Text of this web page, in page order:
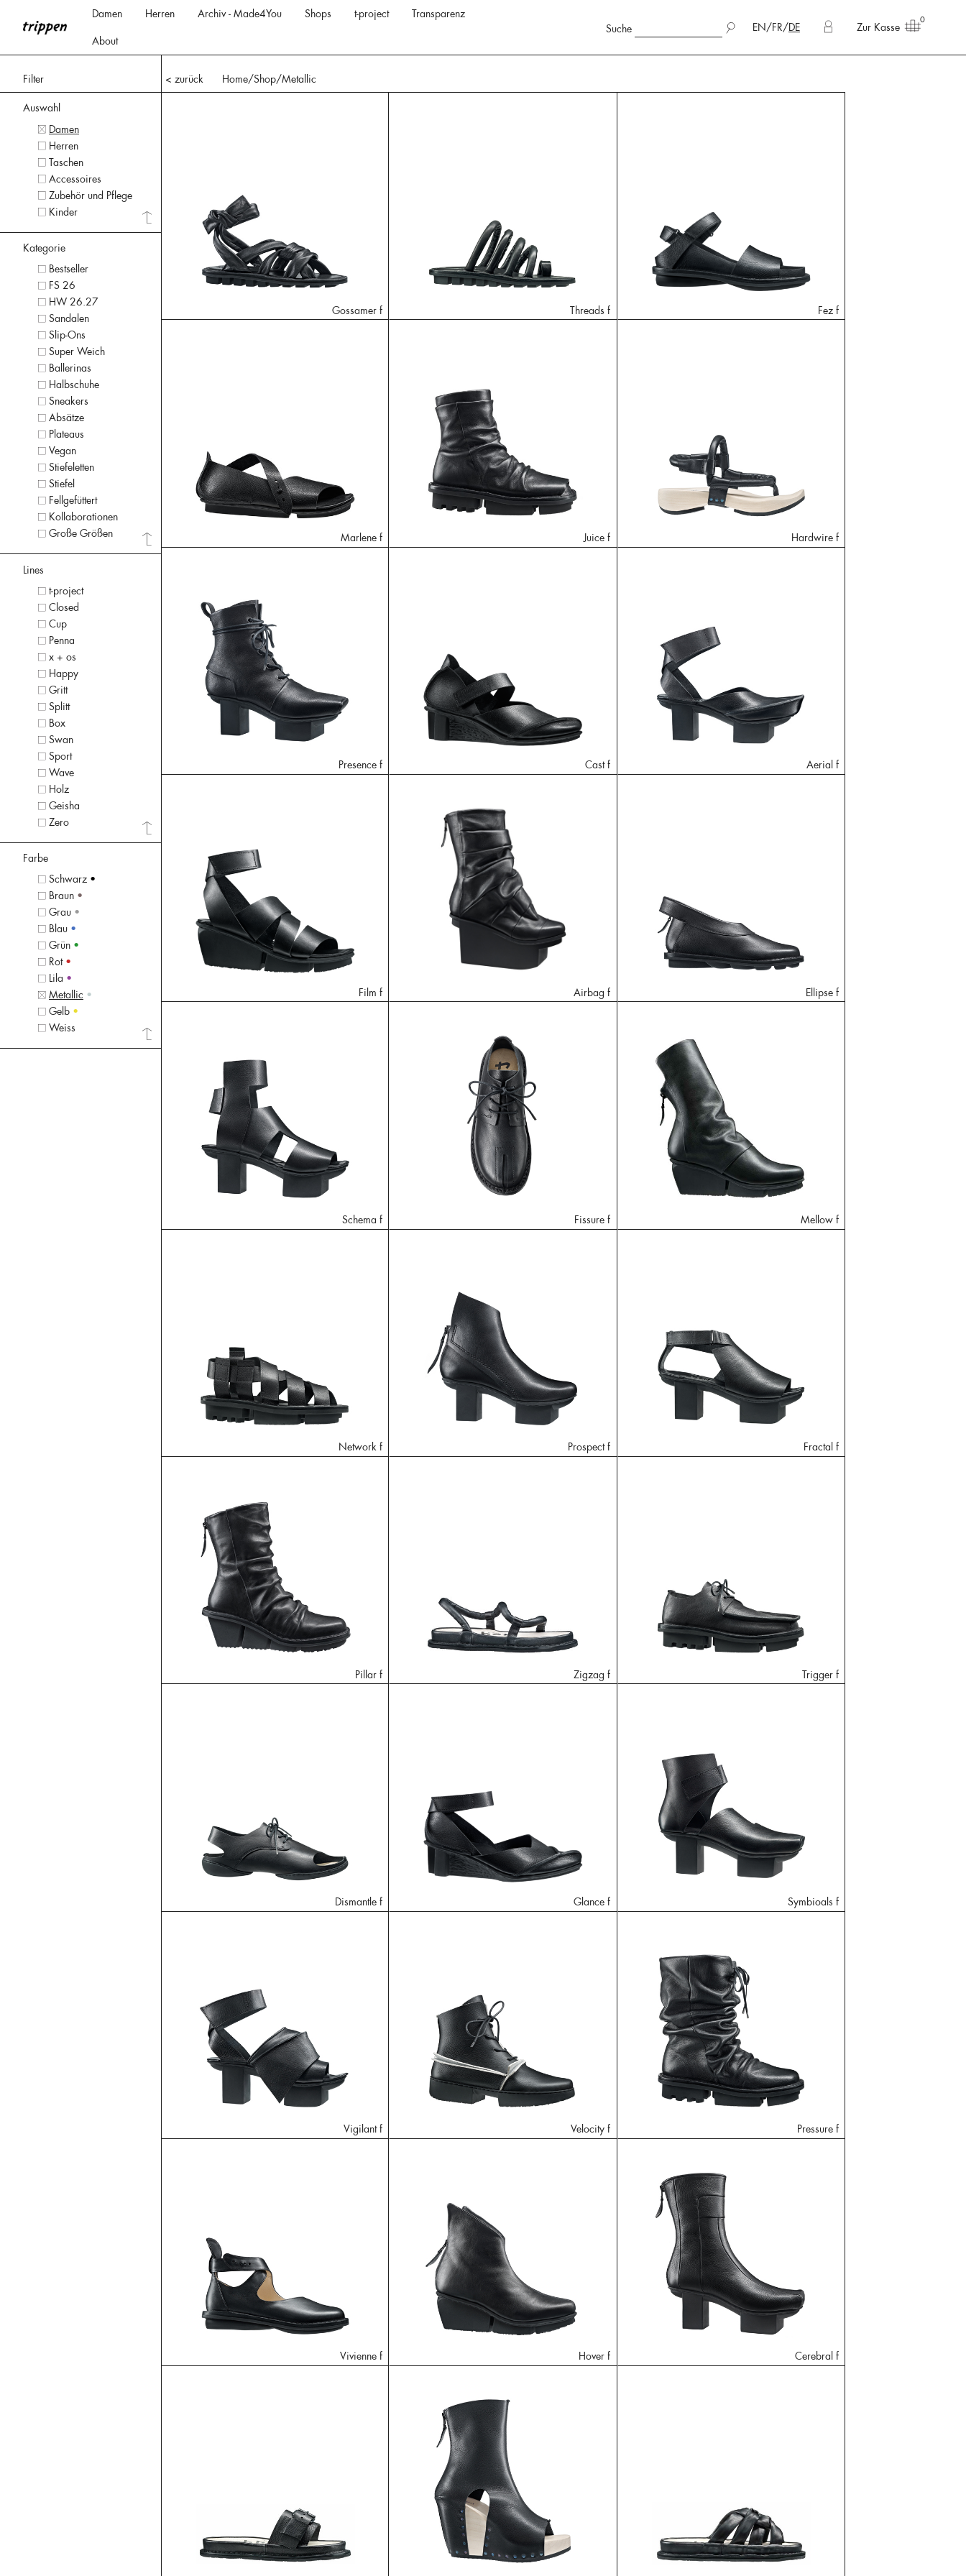
Damen Herren Archiv - Made4You Shops t-project Transparenz
About
Suche EN/FR/DE Zur Kasse
0
Filter
Auswahl
Damen
Herren
Taschen
Accessoires
Zubehör und Pflege
Kinder
Kategorie
Bestseller
FS 26
HW 26.27
Sandalen
Slip-Ons
Super Weich
Ballerinas
Halbschuhe
Sneakers
Absätze
Plateaus
Vegan
Stiefeletten
Stiefel
Fellgefüttert
Kollaborationen
Große Größen
Lines
t-project
Closed
Cup
Penna
x + os
Happy
Gritt
Splitt
Box
Swan
Sport
Wave
Holz
Geisha
Zero
Farbe
Schwarz •
Braun •
Grau •
Blau •
Grün •
Rot •
Lila •
Metallic •
Gelb •
Weiss
< zurück Home/Shop/Metallic
Gossamer f Threads f Fez f
Marlene f Juice f Hardwire f
Presence f Cast f Aerial f
Film f Airbag f Ellipse f
Schema f Fissure f Mellow f
Network f Prospect f Fractal f
Pillar f Zigzag f Trigger f
Dismantle f Glance f Symbioals f
Vigilant f Velocity f Pressure f
Vivienne f Hover f Cerebral f